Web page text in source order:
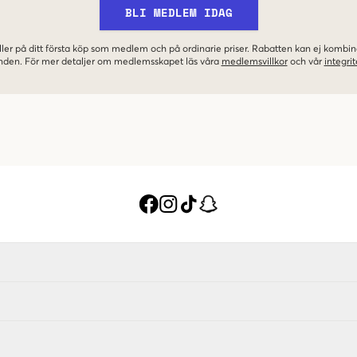
BLI MEDLEM IDAG
på ditt första köp som medlem och på ordinarie priser. Rabatten kan ej
För mer detaljer om medlemsskapet läs våra medlemsvillkor och vår